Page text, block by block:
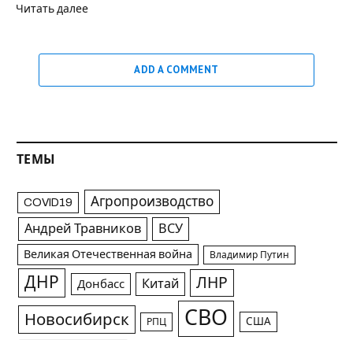
Читать далее
ADD A COMMENT
ТЕМЫ
COVID19 Агропроизводство
Андрей Травников ВСУ
Великая Отечественная война Владимир Путин
ДНР Донбасс Китай ЛНР
Новосибирск РПЦ СВО США